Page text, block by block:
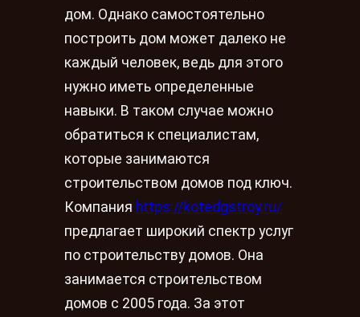
дом. Однако самостоятельно
построить дом может далеко не
каждый человек, ведь для этого
нужно иметь определенные
навыки. В таком случае можно
обратиться к специалистам,
которые занимаются
строительством домов под ключ.
Компания https://kotedgstroy.ru/
предлагает широкий спектр услуг
по строительству домов. Она
занимается строительством
домов с 2005 года. За этот